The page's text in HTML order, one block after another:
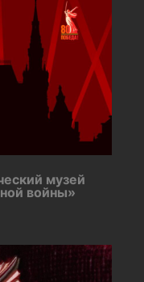
музей
войны»